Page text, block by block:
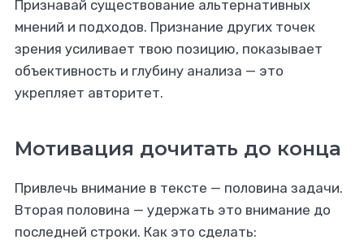
Признавай существование альтернативных
мнений и подходов. Признание других точек
зрения усиливает твою позицию, показывает
объективность и глубину анализа — это
укрепляет авторитет.
Мотивация дочитать до конца
Привлечь внимание в тексте — половина задачи.
Вторая половина — удержать это внимание до
последней строки. Как это сделать: